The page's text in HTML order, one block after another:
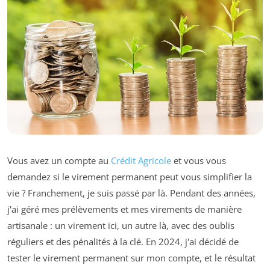
Vous avez un compte au Crédit Agricole et vous vous
demandez si le virement permanent peut vous simplifier la
vie ? Franchement, je suis passé par là. Pendant des années,
j'ai géré mes prélèvements et mes virements de manière
artisanale : un virement ici, un autre là, avec des oublis
réguliers et des pénalités à la clé. En 2024, j'ai décidé de
tester le virement permanent sur mon compte, et le résultat